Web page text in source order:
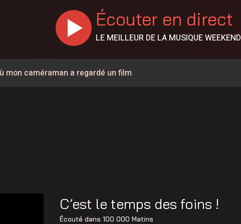
Écouter en direct
LE MEILLEUR DE LA MUSIQUE WEEKEND
mon caméraman a regardé un film
vapeurs de gaz toxiques
policiers, à la DPJ et à du personnel judiciaire
à Saint-Bernard
Sainte-Marie
C’est le temps des foins !
Écouté dans100 000 Matins